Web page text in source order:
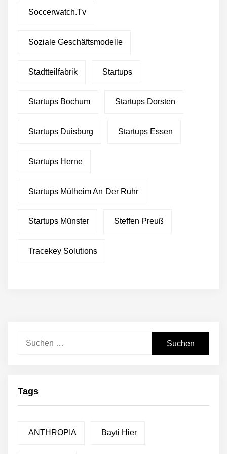
Soccerwatch.tv
Soziale Geschäftsmodelle
Stadtteilfabrik Startups
Startups Bochum Startups Dorsten
Startups Duisburg Startups Essen
Startups Herne
Startups Mülheim An Der Ruhr
Startups Münster Steffen Preuß
Tracekey Solutions
Tags
ANTHROPIA Bayti Hier